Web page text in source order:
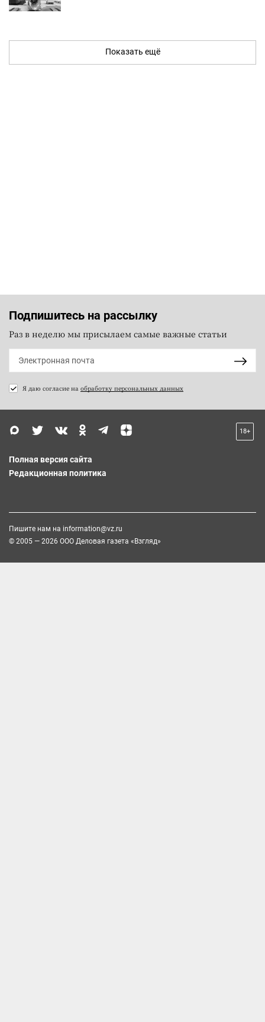
Показать ещё
Подпишитесь на рассылку
Раз в неделю мы присылаем самые важные статьи
Я даю согласие на обработку персональных данных
18+
Полная версия сайта
Редакционная политика
Пишите нам на information@vz.ru
© 2005 — 2026 ООО Деловая газета «Взгляд»